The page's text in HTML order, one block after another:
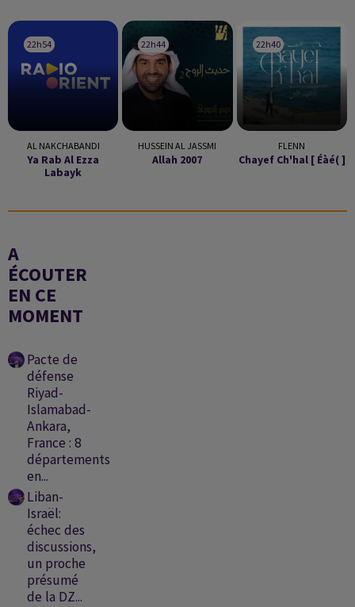
22h54
22h54
AL NAKCHABANDI
Ya Rab Al Ezza
Labayk
22h44
22h44
HUSSEIN AL JASSMI
Allah 2007
22h40
22h40
FLENN
Chayef Ch'hal [ Éàé( ]
A
ÉCOUTER
EN CE
MOMENT
Pacte de
défense
Riyad-
Islamabad-
Ankara,
France : 8
départements
en...
Liban-
Israël:
échec des
discussions,
un proche
présumé
de la DZ...